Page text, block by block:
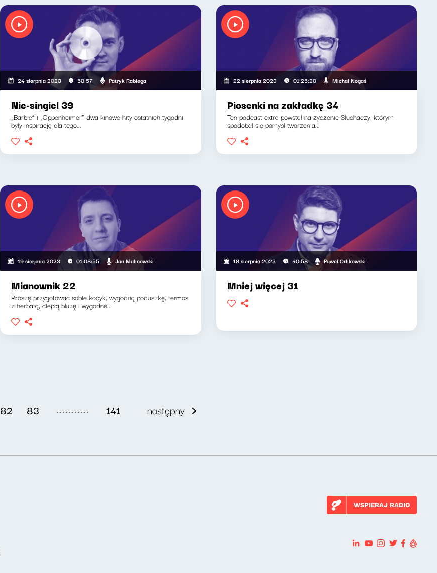
24 sierpnia 2023 58:57 Patryk Rabiega
Nie-singiel 39
„Barbie” i „Oppenheimer” dwa kinowe hity ostatnich tygodni
były inspiracją dla tego...
22 sierpnia 2023 01:25:20 Michał Nogaś
Piosenki na zakładkę 34
Ten podcast extra powstał na życzenie Słuchaczy, którym
spodobał się pomysł tworzenia...
19 sierpnia 2023 01:08:55 Jan Malinowski
Mianownik 22
Proszę przygotować sobie kocyk, wygodną poduszkę, termos
z herbatą, ciepłą bluzę i wygodne...
18 sierpnia 2023 40:58 Paweł Orlikowski
Mniej więcej 31
82 83 ........... 141 następny
WSPIERAJ RADIO